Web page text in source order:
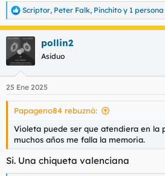
R
e
a
c
c
i
e
s
Scriptor, Peter Falk, Pinchito y 1
pollin2
Asiduo
25 Ene 2025
Papageno84 rebuznó:
Violeta puede ser que atendiera en la
muchos años me falla la memoria.
Si. Una chiqueta valenciana